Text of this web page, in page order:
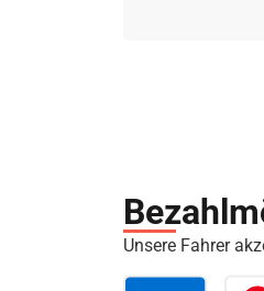
Unsere Fahrer